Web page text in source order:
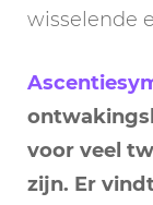
wisselende
voor veel
zijn. Er